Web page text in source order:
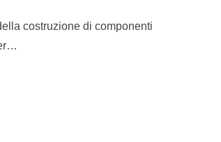
costruzione di componenti